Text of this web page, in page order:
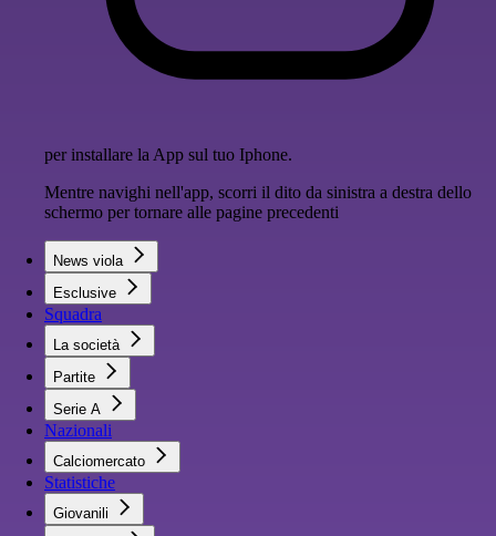
per installare la App sul tuo Iphone.
Mentre navighi nell'app, scorri il dito da sinistra a destra dello
schermo per tornare alle pagine precedenti
News viola
Esclusive
Squadra
La società
Partite
Serie A
Nazionali
Calciomercato
Statistiche
Giovanili